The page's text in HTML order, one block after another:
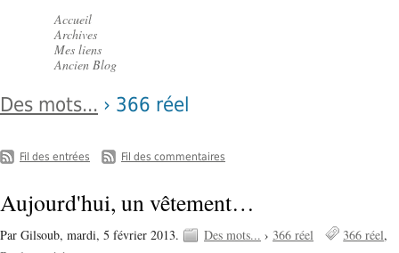
Accueil
Archives
Mes liens
Ancien Blog
Des mots... › 366 réel
Fil des entrées Fil des commentaires
Aujourd'hui, un vêtement…
Par Gilsoub, mardi, 5 février 2013. Des mots... › 366 réel
366 réel